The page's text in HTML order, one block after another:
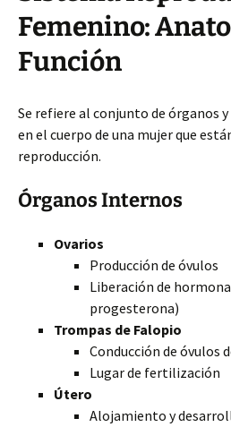
Femenino:
Función
Se refiere al conjunto de órganos
en el cuerpo de una mujer que
reproducción.
Órganos Internos
Ovarios
Producción de óvulos
Liberación de
progesterona)
Trompas de Falopio
Conducción de óvulos
Lugar de fertilización
Útero
Alojamiento y